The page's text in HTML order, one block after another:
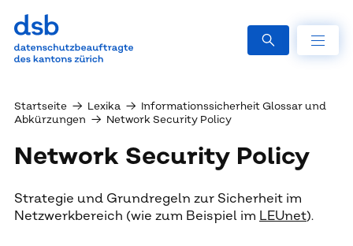
Startseite → Lexika → Informationssicherheit Glossar und
Abkürzungen → Network Security Policy
Network Security Policy
Strategie und Grundregeln zur Sicherheit im
Netzwerkbereich (wie zum Beispiel im LEUnet).